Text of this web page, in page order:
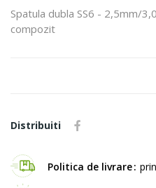
Spatula dubla SS6 - 2,5mm/
compozit
Distribuiti
Politica de livrare